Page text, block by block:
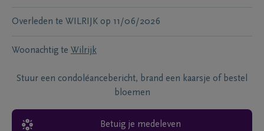
Overleden te WILRIJK op 11/06/2026
Woonachtig te Wilrijk
Stuur een condoléancebericht, brand een kaarsje of bestel
bloemen
Betuig je medeleven